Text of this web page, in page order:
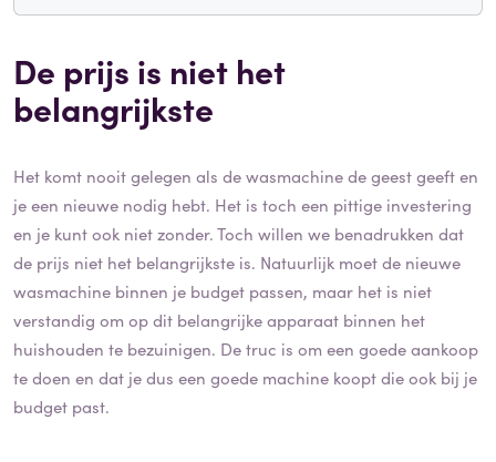
De prijs is niet het
belangrijkste
Het komt nooit gelegen als de wasmachine de geest geeft en
je een nieuwe nodig hebt. Het is toch een pittige investering
en je kunt ook niet zonder. Toch willen we benadrukken dat
de prijs niet het belangrijkste is. Natuurlijk moet de nieuwe
wasmachine binnen je budget passen, maar het is niet
verstandig om op dit belangrijke apparaat binnen het
huishouden te bezuinigen. De truc is om een goede aankoop
te doen en dat je dus een goede machine koopt die ook bij je
budget past.